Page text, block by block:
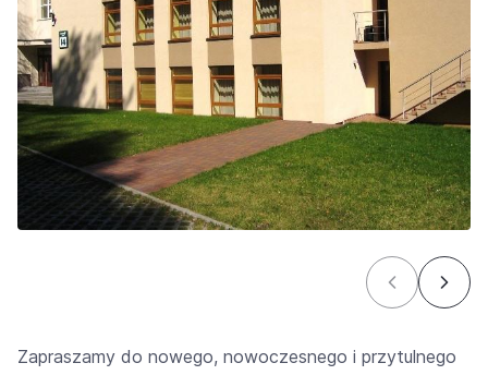
Zapraszamy do nowego, nowoczesnego i przytulnego